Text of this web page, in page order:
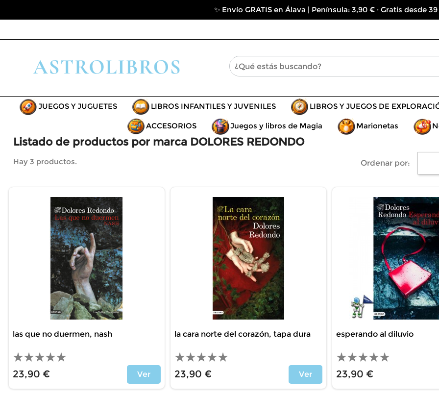
✨ Envío GRATIS en Álava | Península: 3,90 € · Gratis desde
JUEGOS Y JUGUETES LIBROS INFANTILES Y JUVENILES LIBROS Y JUEGOS DE
ACCESORIOS Juegos y libros de Magia Marionetas
Listado de productos por marca DOLORES REDONDO
Hay 3 productos. Ordenar por:
las que no duermen, nash
23,90 € Ver
la cara norte del corazón, tapa dura
23,90 € Ver
esperando al diluvio
23,90 €